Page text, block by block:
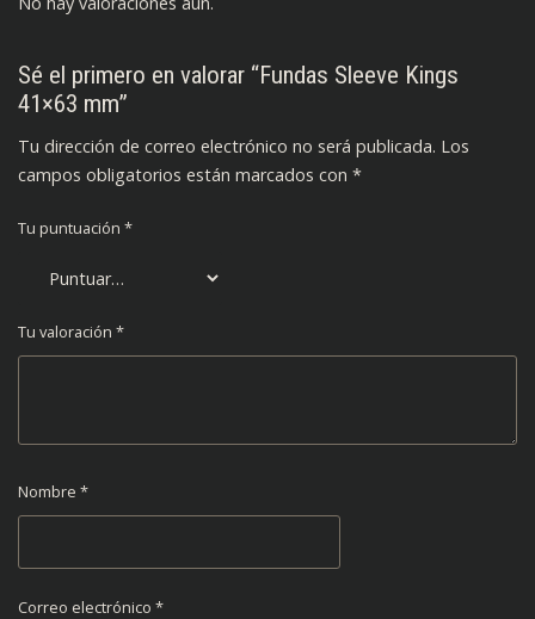
Sé el primero en valorar “Fundas Sleeve Kings
41×63 mm”
Tu dirección de correo electrónico no será publicada. Los
campos obligatorios están marcados con *
Tu puntuación *
Tu valoración *
Nombre *
Correo electrónico *